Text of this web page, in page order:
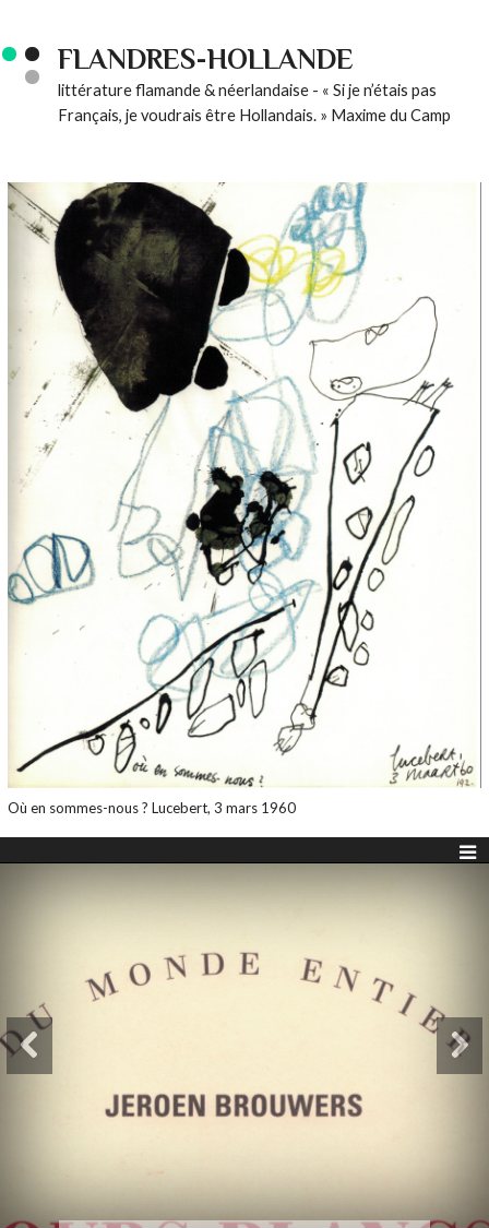
FLANDRES-HOLLANDE
littérature flamande & néerlandaise - « Si je n’étais pas
Français, je voudrais être Hollandais. » Maxime du Camp
Où en sommes-nous ? Lucebert, 3 mars 1960